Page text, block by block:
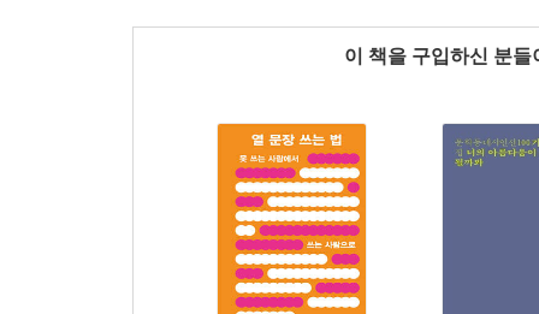
이 책을 구입하신 분